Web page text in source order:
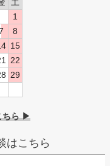
1
8
15
22
29
ちら ▶
はこちら